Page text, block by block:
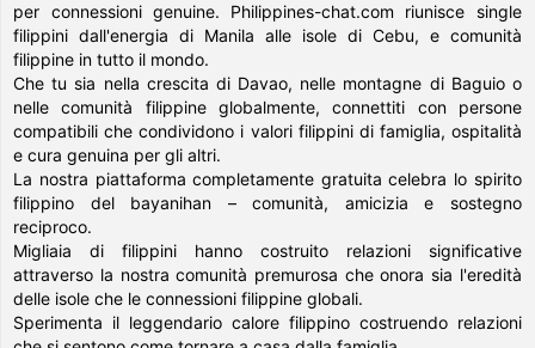
per connessioni genuine. Philippines-chat.com riunisce single
filippini dall'energia di Manila alle isole di Cebu, e comunità
filippine in tutto il mondo.
Che tu sia nella crescita di Davao, nelle montagne di Baguio o
nelle comunità filippine globalmente, connettiti con persone
compatibili che condividono i valori filippini di famiglia, ospitalità
e cura genuina per gli altri.
La nostra piattaforma completamente gratuita celebra lo spirito
filippino del bayanihan – comunità, amicizia e sostegno
reciproco.
Migliaia di filippini hanno costruito relazioni significative
attraverso la nostra comunità premurosa che onora sia l'eredità
delle isole che le connessioni filippine globali.
Sperimenta il leggendario calore filippino costruendo relazioni